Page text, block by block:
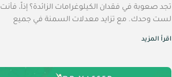
تجد صعوبة في فقدان الكيلوغرامات الزائدة؟ إذاً، فأنت
لست وحدك. مع تزايد معدلات السمنة في جميع
اقرأ المزيد